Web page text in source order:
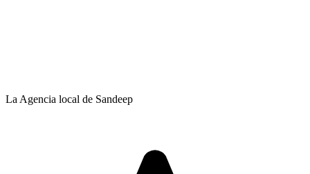
La Agencia local de Sandeep